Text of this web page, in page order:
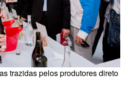
trazidas pelos produtores direto